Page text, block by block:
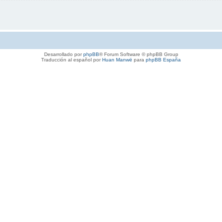
Desarrollado porphpBB® Forum Software © phpBB Group
Traducción al español porHuan Manwë para phpBB España